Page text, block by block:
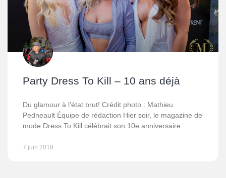
Party Dress To Kill – 10 ans déjà
Du glamour à l’état brut! Crédit photo : Mathieu
Pedneault Équipe de rédaction Hier soir, le magazine de
mode Dress To Kill célébrait son 10e anniversaire
7 juin 2018